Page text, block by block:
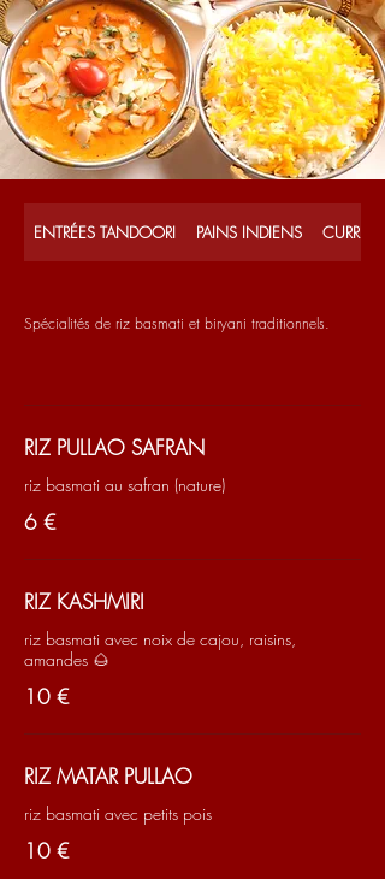
ENTRÉES TANDOORI PAINS INDIENS CURRIES
Spécialités de riz basmati et biryani traditionnels.
RIZ PULLAO SAFRAN
riz basmati au safran (nature)
6 €
RIZ KASHMIRI
riz basmati avec noix de cajou, raisins,
10 €
RIZ MATAR PULLAO
riz basmati avec petits pois
10 €